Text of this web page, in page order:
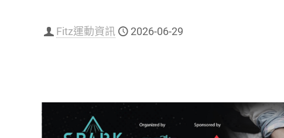
Fitz運動資訊 2026-06-29